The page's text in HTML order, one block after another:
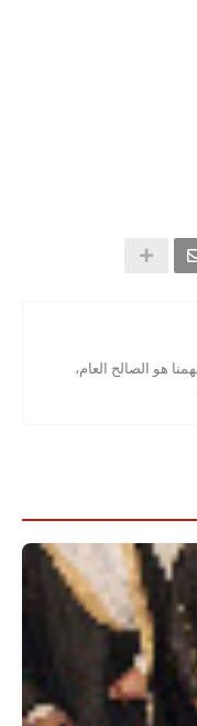
هو الصالح العام،